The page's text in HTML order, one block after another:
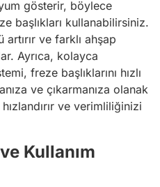
gösterir, böylece
başlıkları kullanabilirsiniz.
ve farklı ahşap
Ayrıca, kolayca
freze başlıklarını hızlı
ve çıkarmanıza olanak
hızlandırır ve verimliliğinizi
Kullanım